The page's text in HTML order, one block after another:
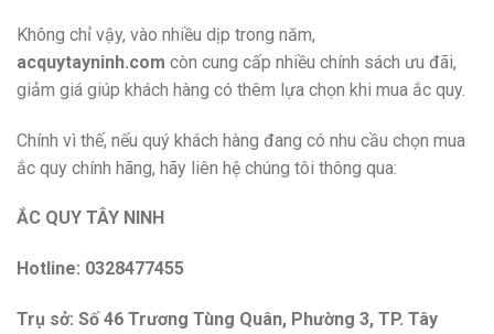
Không chỉ vậy, vào nhiều dịp trong năm,
acquytayninh.com còn cung cấp nhiều chính sách ưu đãi,
giảm giá giúp khách hàng có thêm lựa chọn khi mua ắc quy.
Chính vì thế, nếu quý khách hàng đang có nhu cầu chọn mua
ắc quy chính hãng, hãy liên hệ chúng tôi thông qua:
ẮC QUY TÂY NINH
Hotline: 0328477455
Trụ sở: Số 46 Trương Tùng Quân, Phường 3, TP. Tây